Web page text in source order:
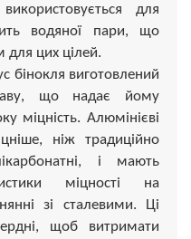
для
водяної пари, що
для цих цілей.
бінокля виготовлений
що надає йому
міцність. Алюмінієві
ніж традиційно
і мають
міцності на
зі сталевими. Ці
щоб витримати